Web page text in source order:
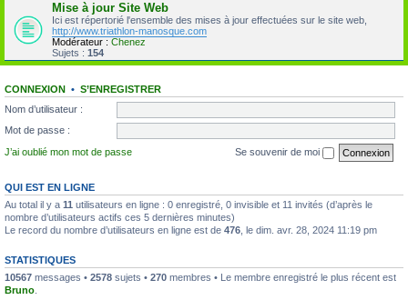
Mise à jour Site Web
Ici est répertorié l'ensemble des mises à jour effectuées sur le site web,
http://www.triathlon-manosque.com
Modérateur : Chenez
Sujets : 154
CONNEXION • S’ENREGISTRER
Nom d’utilisateur :
Mot de passe :
J’ai oublié mon mot de passe
Se souvenir de moi
QUI EST EN LIGNE
Au total il y a 11 utilisateurs en ligne : 0 enregistré, 0 invisible et 11 invités (d’après le
nombre d’utilisateurs actifs ces 5 dernières minutes)
Le record du nombre d’utilisateurs en ligne est de 476 , le dim. avr. 28, 2024 11:19 pm
STATISTIQUES
10567 messages • 2578 sujets • 270 membres • Le membre enregistré le plus récent est
Bruno